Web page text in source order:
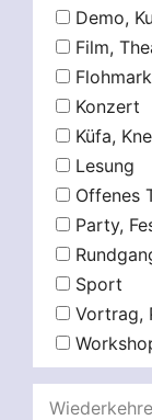
Demo,
Film,
Konzert
Küfa,
Lesung
Offenes
Party,
Sport
Vortrag,